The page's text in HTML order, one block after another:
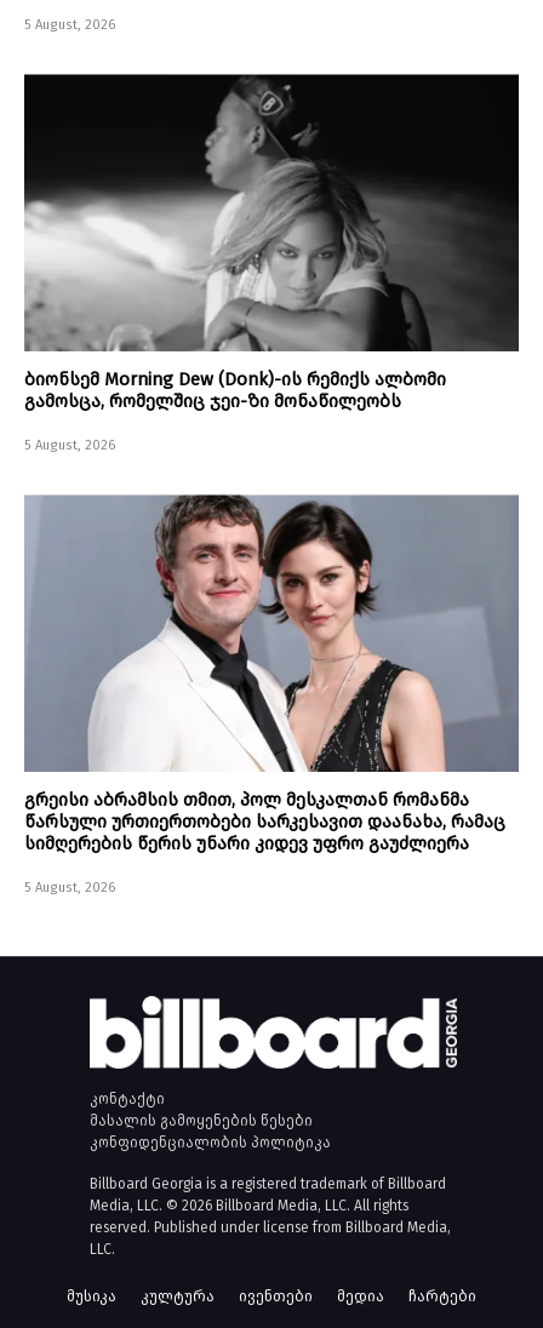
5 August, 2026
ბიონსემ Morning Dew (Donk)-ის რემიქს ალბომი
გამოსცა, რომელშიც ჯეი-ზი მონაწილეობს
5 August, 2026
გრეისი აბრამსის თმით, პოლ მესკალთან რომანმა
წარსული ურთიერთობები სარკესავით დაანახა, რამაც
სიმღერების წერის უნარი კიდევ უფრო გაუძლიერა
5 August, 2026
კონტაქტი
მასალის გამოყენების წესები
კონფიდენციალობის პოლიტიკა
Billboard Georgia is a registered trademark of Billboard
Media, LLC. © 2026 Billboard Media, LLC. All rights
reserved. Published under license from Billboard Media,
LLC.
მუსიკა კულტურა ივენთები მედია ჩარტები